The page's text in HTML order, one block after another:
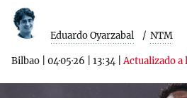
Eduardo Oyarzabal NTM
Bilbao 04·05·26 13:34 |Actualizado a